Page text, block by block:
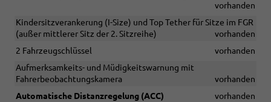
vorhanden
Kindersitzverankerung (I-Size) und Top Tether für Sitze im FGR
(außer mittlerer Sitz der 2. Sitzreihe)
vorhanden
2 Fahrzeugschlüssel
vorhanden
Aufmerksamkeits- und Müdigkeitswarnung mit
Fahrerbeobachtungskamera
vorhanden
Automatische Distanzregelung (ACC)
vorhanden